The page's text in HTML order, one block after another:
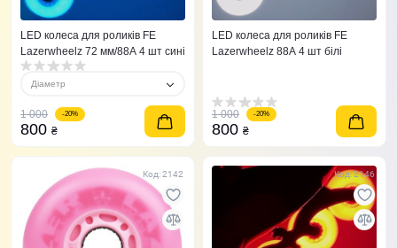
LED колеса для роликів FE
Lazerwheelz 72 мм/88A 4 шт сині
Діаметр
1 000 -20%
800 ₴
LED колеса для роликів FE
Lazerwheelz 88A 4 шт білі
1 000 -20%
800 ₴
Код: 2142 Код: 2146